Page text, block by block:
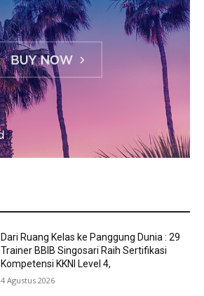
Dari Ruang Kelas ke Panggung Dunia : 29
Trainer BBIB Singosari Raih Sertifikasi
Kompetensi KKNI Level 4,
4 Agustus 2026